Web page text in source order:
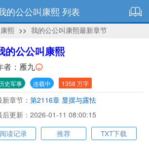
的公公叫康熙 列表
熙 >> 我的公公叫康熙最新章节
的公公叫康熙
者： 雁九
史军事 连载中 1358 万字
新章节： 第2116章 显摆与露怯
后更新：2026-01-11 08:00:15
阅读记录 推荐 TXT下载